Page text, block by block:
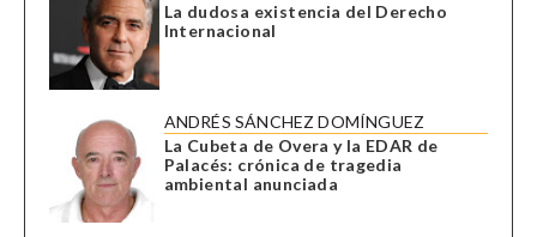
La dudosa existencia del Derecho
Internacional
ANDRÉS SÁNCHEZ DOMÍNGUEZ
La Cubeta de Overa y la EDAR de
Palacés: crónica de tragedia
ambiental anunciada